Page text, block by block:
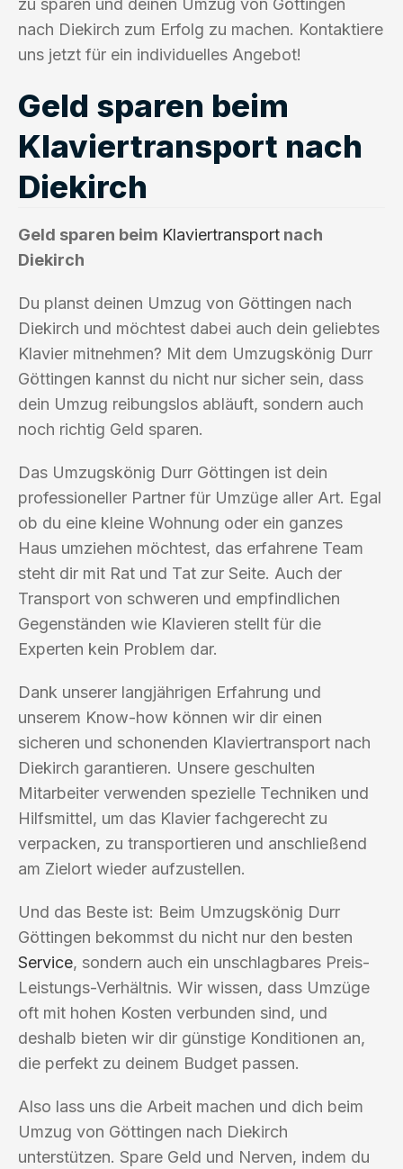
zu sparen und deinen Umzug von Göttingen
nach Diekirch zum Erfolg zu machen. Kontaktiere
uns jetzt für ein individuelles Angebot!
Geld sparen beim
Klaviertransport nach
Diekirch
Geld sparen beim Klaviertransport nach
Diekirch
Du planst deinen Umzug von Göttingen nach
Diekirch und möchtest dabei auch dein geliebtes
Klavier mitnehmen? Mit dem Umzugskönig Durr
Göttingen kannst du nicht nur sicher sein, dass
dein Umzug reibungslos abläuft, sondern auch
noch richtig Geld sparen.
Das Umzugskönig Durr Göttingen ist dein
professioneller Partner für Umzüge aller Art. Egal
ob du eine kleine Wohnung oder ein ganzes
Haus umziehen möchtest, das erfahrene Team
steht dir mit Rat und Tat zur Seite. Auch der
Transport von schweren und empfindlichen
Gegenständen wie Klavieren stellt für die
Experten kein Problem dar.
Dank unserer langjährigen Erfahrung und
unserem Know-how können wir dir einen
sicheren und schonenden Klaviertransport nach
Diekirch garantieren. Unsere geschulten
Mitarbeiter verwenden spezielle Techniken und
Hilfsmittel, um das Klavier fachgerecht zu
verpacken, zu transportieren und anschließend
am Zielort wieder aufzustellen.
Und das Beste ist: Beim Umzugskönig Durr
Göttingen bekommst du nicht nur den besten
Service, sondern auch ein unschlagbares Preis-
Leistungs-Verhältnis. Wir wissen, dass Umzüge
oft mit hohen Kosten verbunden sind, und
deshalb bieten wir dir günstige Konditionen an,
die perfekt zu deinem Budget passen.
Also lass uns die Arbeit machen und dich beim
Umzug von Göttingen nach Diekirch
unterstützen. Spare Geld und Nerven, indem du